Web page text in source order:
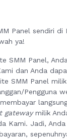
Panel sendiri di
ya!
SMM Panel,
dan Anda
SMM Panel
Pengguna
gatewaymilik
Kami. Jadi,